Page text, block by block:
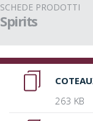
SCHEDE PRODOTTI
Spirits
263 KB